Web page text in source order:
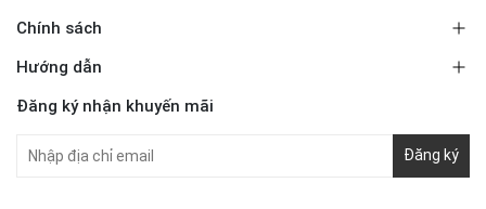
Chính sách
Hướng dẫn
Đăng ký nhận khuyến mãi
Đăng ký